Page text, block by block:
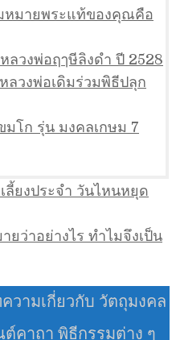
หมายพระแท้ของคุณคือ
วงพ่อฤๅษีลิงดำ ปี 2528
ลวงพ่อเดิมร่วมพิธีปลุก
มโก รุ่น มงคลเกษม 7
ลี้ยงประจำ วันไหนหยุด
ว่าอย่างไร ทำไมจึงเป็น
วามเกี่ยวกับ วัตถุมงคล
ต์คาถา พิธีกรรมต่าง ๆ